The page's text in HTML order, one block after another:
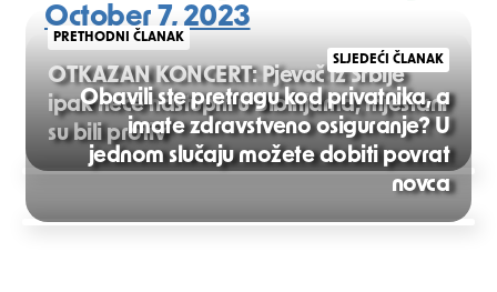
October 7, 2023
Post
navigation
PRETHODNI ČLANAK
OTKAZAN KONCERT: Pjevač iz Srbije
ipak neće nastupiti u Bibinjama, mještani
su bili protiv
SLJEDEĆI ČLANAK
Obavili ste pretragu kod privatnika, a
imate zdravstveno osiguranje? U
jednom slučaju možete dobiti povrat
novca